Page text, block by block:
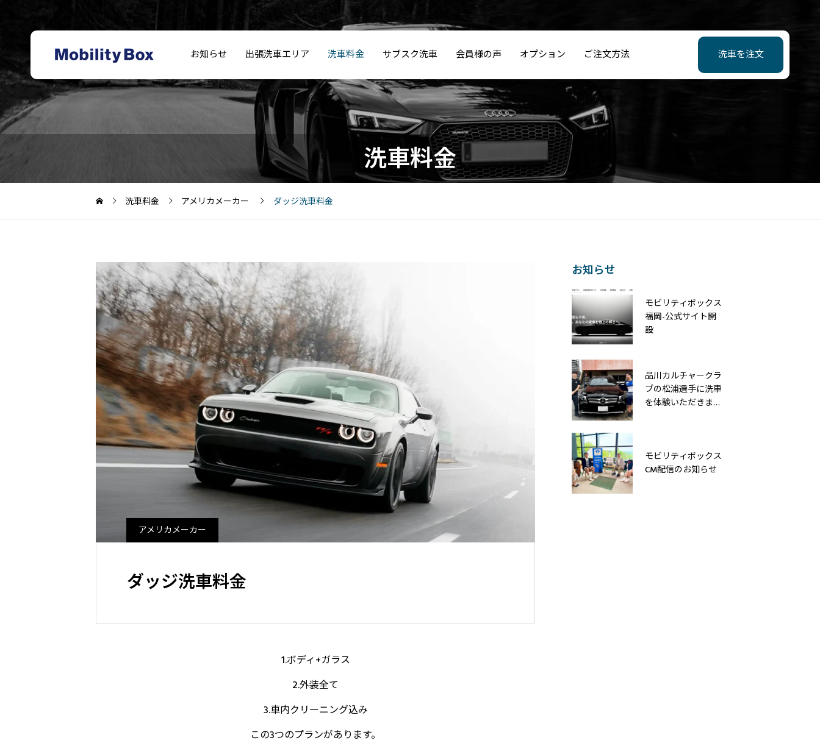
お知らせ 出張洗車エリア 洗車料金 サブスク洗車 会員様の声 オプション ご注文方法 洗車を注文
品川カルチャーク
ラブの松浦選手に
洗車を体験いただ
きました
モビリティボック
スCM配信のお知ら
せ
ランボルギーニ洗
車料金
ポルシェ洗車料金
部パートナー｜サ
ブスク洗車・法人
契約
体験レポート動画
｜品川CC・松浦拓
「洗車行かない
と…」っていう負
のタスクが消えた
のはデカい
セラミック/樹脂コ
ーティング
撥水/親水コーティ
ング
洗車料金
洗車料金 アメリカメーカー ダッジ洗車料金
アメリカメーカー
ダッジ洗車料金
1.ボディ+ガラス
2.外装全て
3.車内クリーニング込み
この3つのプランがあります。
お知らせ
モビリティボックス
福岡-公式サイト開
設
品川カルチャークラ
ブの松浦選手に洗車
を体験いただきまし
モビリティボックス
CM配信のお知らせ